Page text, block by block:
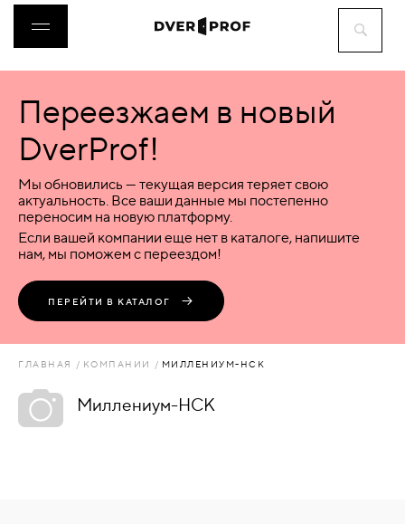
ДВЕРИ
ФУРНИТУРА
ВОРОТА
ПЕРЕГОРОДКИ
АКСЕССУАРЫ
Переезжаем в новый
DverProf!
Мы обновились — текущая версия теряет свою
актуальность. Все ваши данные мы постепенно
переносим на новую платформу.
Если вашей компании еще нет в каталоге, напишите
нам, мы поможем с переездом!
ПЕРЕЙТИ В КАТАЛОГ
ГЛАВНАЯ КОМПАНИИ МИЛЛЕНИУМ-НСК
Миллениум-НСК